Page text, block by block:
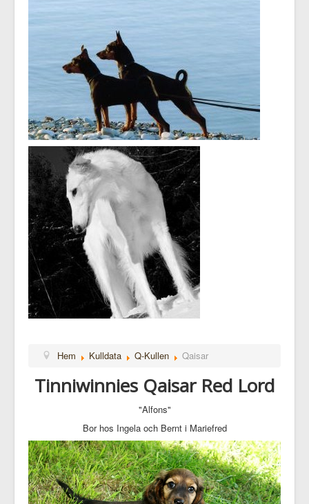
Hem Kulldata Q-Kullen Qaisar
Tinniwinnies Qaisar Red Lord
"Alfons"
Bor hos Ingela och Bernt i Mariefred